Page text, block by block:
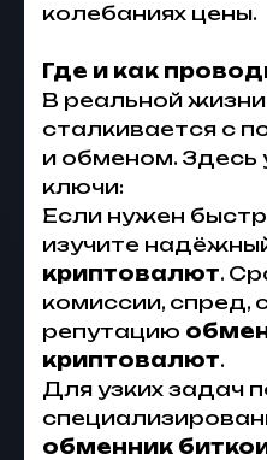
колебаниях цены.
Где и как
В реальной
сталкивается с
и обменом.
ключи:
Если нужен
изучите
криптовалют.
комиссии, спред,
репутацию
криптовалют.
Для узких задач
обменник